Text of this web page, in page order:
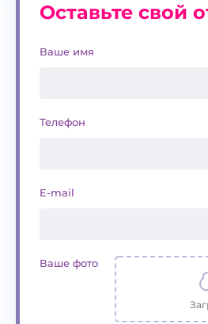
Оставьте свой
Ваше имя
Телефон
E-mail
Ваше фото